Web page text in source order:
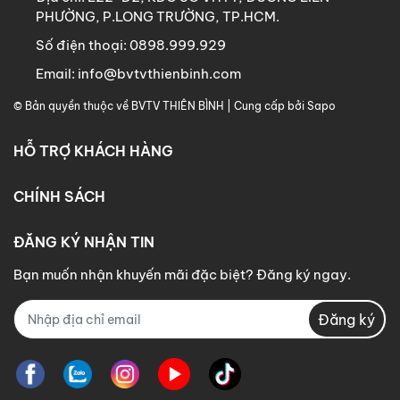
Nếu thuốc dính vào da, mắt thì phải rửa nhiều lần.
Nếu bị ngộ độc đưa nạn nhân đến cơ sở y tế gần
nhất và mang theo nhãn thuốc. Thuốc giải độc là
ĐK, NK & PP bởi: CÔNG TY TNHH THUỐC BVTV
PHƯỜNG, P.LONG TRƯỜNG, TP.HCM.
Số điện thoại: 0898.999.929
Email: info@bvtvthienbinh.com
© Bản quyền thuộc về BVTV THIÊN BÌNH | Cung cấp bởi Sapo
HỖ TRỢ KHÁCH HÀNG
CHÍNH SÁCH
ĐĂNG KÝ NHẬN TIN
Bạn muốn nhận khuyến mãi đặc biệt? Đăng ký ngay.
Đăng ký